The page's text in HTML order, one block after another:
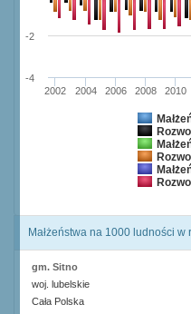
2002 2004 2006 2008 2010
-4
-2
Małżeństwa na 1000 ludności w
gm. Sitno
woj. lubelskie
Cała Polska